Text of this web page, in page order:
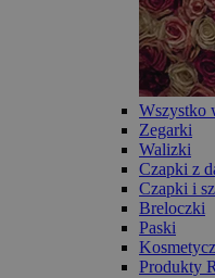
Wszystko
Zegarki
Walizki
Czapki z
Czapki i
Breloczki
Paski
Produkty